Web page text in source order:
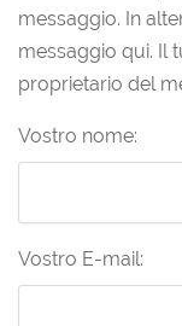
messaggio. In
messaggio qui. Il
proprietario del
Vostro nome:
Vostro E-mail: